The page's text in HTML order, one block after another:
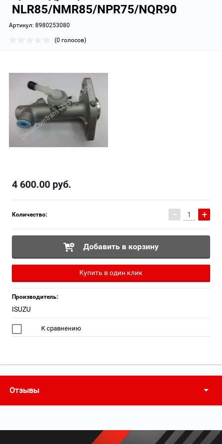
NLR85/NMR85/NPR75/NQR90
Артикул: 8980253080
(0 голосов)
4 600.00 руб.
Количество: − +
Добавить в корзину
Купить в один клик
Производитель:
ISUZU
К сравнению
Отзывы